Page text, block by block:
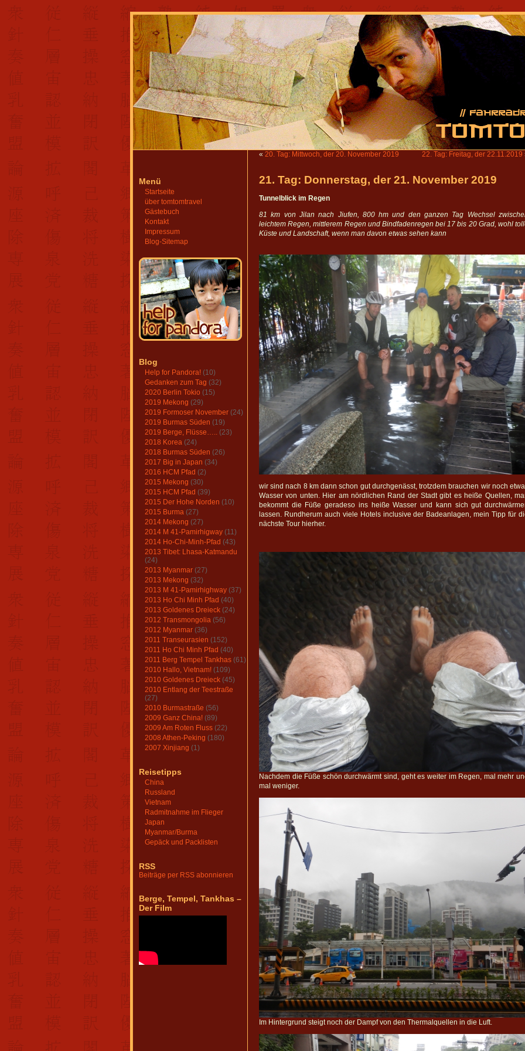
Menü
Startseite
über tomtomtravel
Gästebuch
Kontakt
Impressum
Blog-Sitemap
Blog
Help for Pandora! (10)
Gedanken zum Tag (32)
2020 Berlin Tokio (15)
2019 Mekong (29)
2019 Formoser November (24)
2019 Burmas Süden (19)
2019 Berge, Flüsse….. (23)
2018 Korea (24)
2018 Burmas Süden (26)
2017 Big in Japan (34)
2016 HCM Pfad (2)
2015 Mekong (30)
2015 HCM Pfad (39)
2015 Der Hohe Norden (10)
2015 Burma (27)
2014 Mekong (27)
2014 M 41-Pamirhigway (11)
2014 Ho-Chi-Minh-Pfad (43)
2013 Tibet: Lhasa-Katmandu
(24)
2013 Myanmar (27)
2013 Mekong (32)
2013 M 41-Pamirhighway (37)
2013 Ho Chi Minh Pfad (40)
2013 Goldenes Dreieck (24)
2012 Transmongolia (56)
2012 Myanmar (36)
2011 Transeurasien (152)
2011 Ho Chi Minh Pfad (40)
2011 Berg Tempel Tankhas (61)
2010 Hallo, Vietnam! (109)
2010 Goldenes Dreieck (45)
2010 Entlang der Teestraße
(27)
2010 Burmastraße (56)
2009 Ganz China! (89)
2009 Am Roten Fluss (22)
2008 Athen-Peking (180)
2007 Xinjiang (1)
Reisetipps
China
Russland
Vietnam
Radmitnahme im Flieger
Japan
Myanmar/Burma
Gepäck und Packlisten
RSS
Beiträge per RSS abonnieren
Berge, Tempel, Tankhas –
Der Film
« 20. Tag: Mittwoch, der 20. November 2019 22. Tag: Freitag, der 22.11.2019
21. Tag: Donnerstag, der 21. November 2019
Tunnelblick im Regen
81 km von Jilan nach Jiufen, 800 hm und den ganzen Tag Wechsel
leichtem Regen, mittlerem Regen und Bindfadenregen bei 17 bis 20 Grad, wohl
Küste und Landschaft, wenn man davon etwas sehen kann
wir sind nach 8 km dann schon gut durchgenässt, trotzdem brauchen wir noch
Wasser von unten. Hier am nördlichen Rand der Stadt gibt es heiße Quellen,
bekommt die Füße geradeso ins heiße Wasser und kann sich gut
lassen. Rundherum auch viele Hotels inclusive der Badeanlagen, mein Tipp für
nächste Tour hierher.
Nachdem die Füße schön durchwärmt sind, geht es weiter im Regen, mal mehr
mal weniger.
Im Hintergrund steigt noch der Dampf von den Thermalquellen in die Luft.